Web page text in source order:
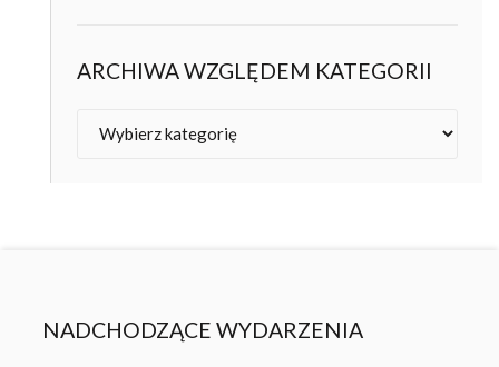
ARCHIWA WZGLĘDEM KATEGORII
NADCHODZĄCE WYDARZENIA